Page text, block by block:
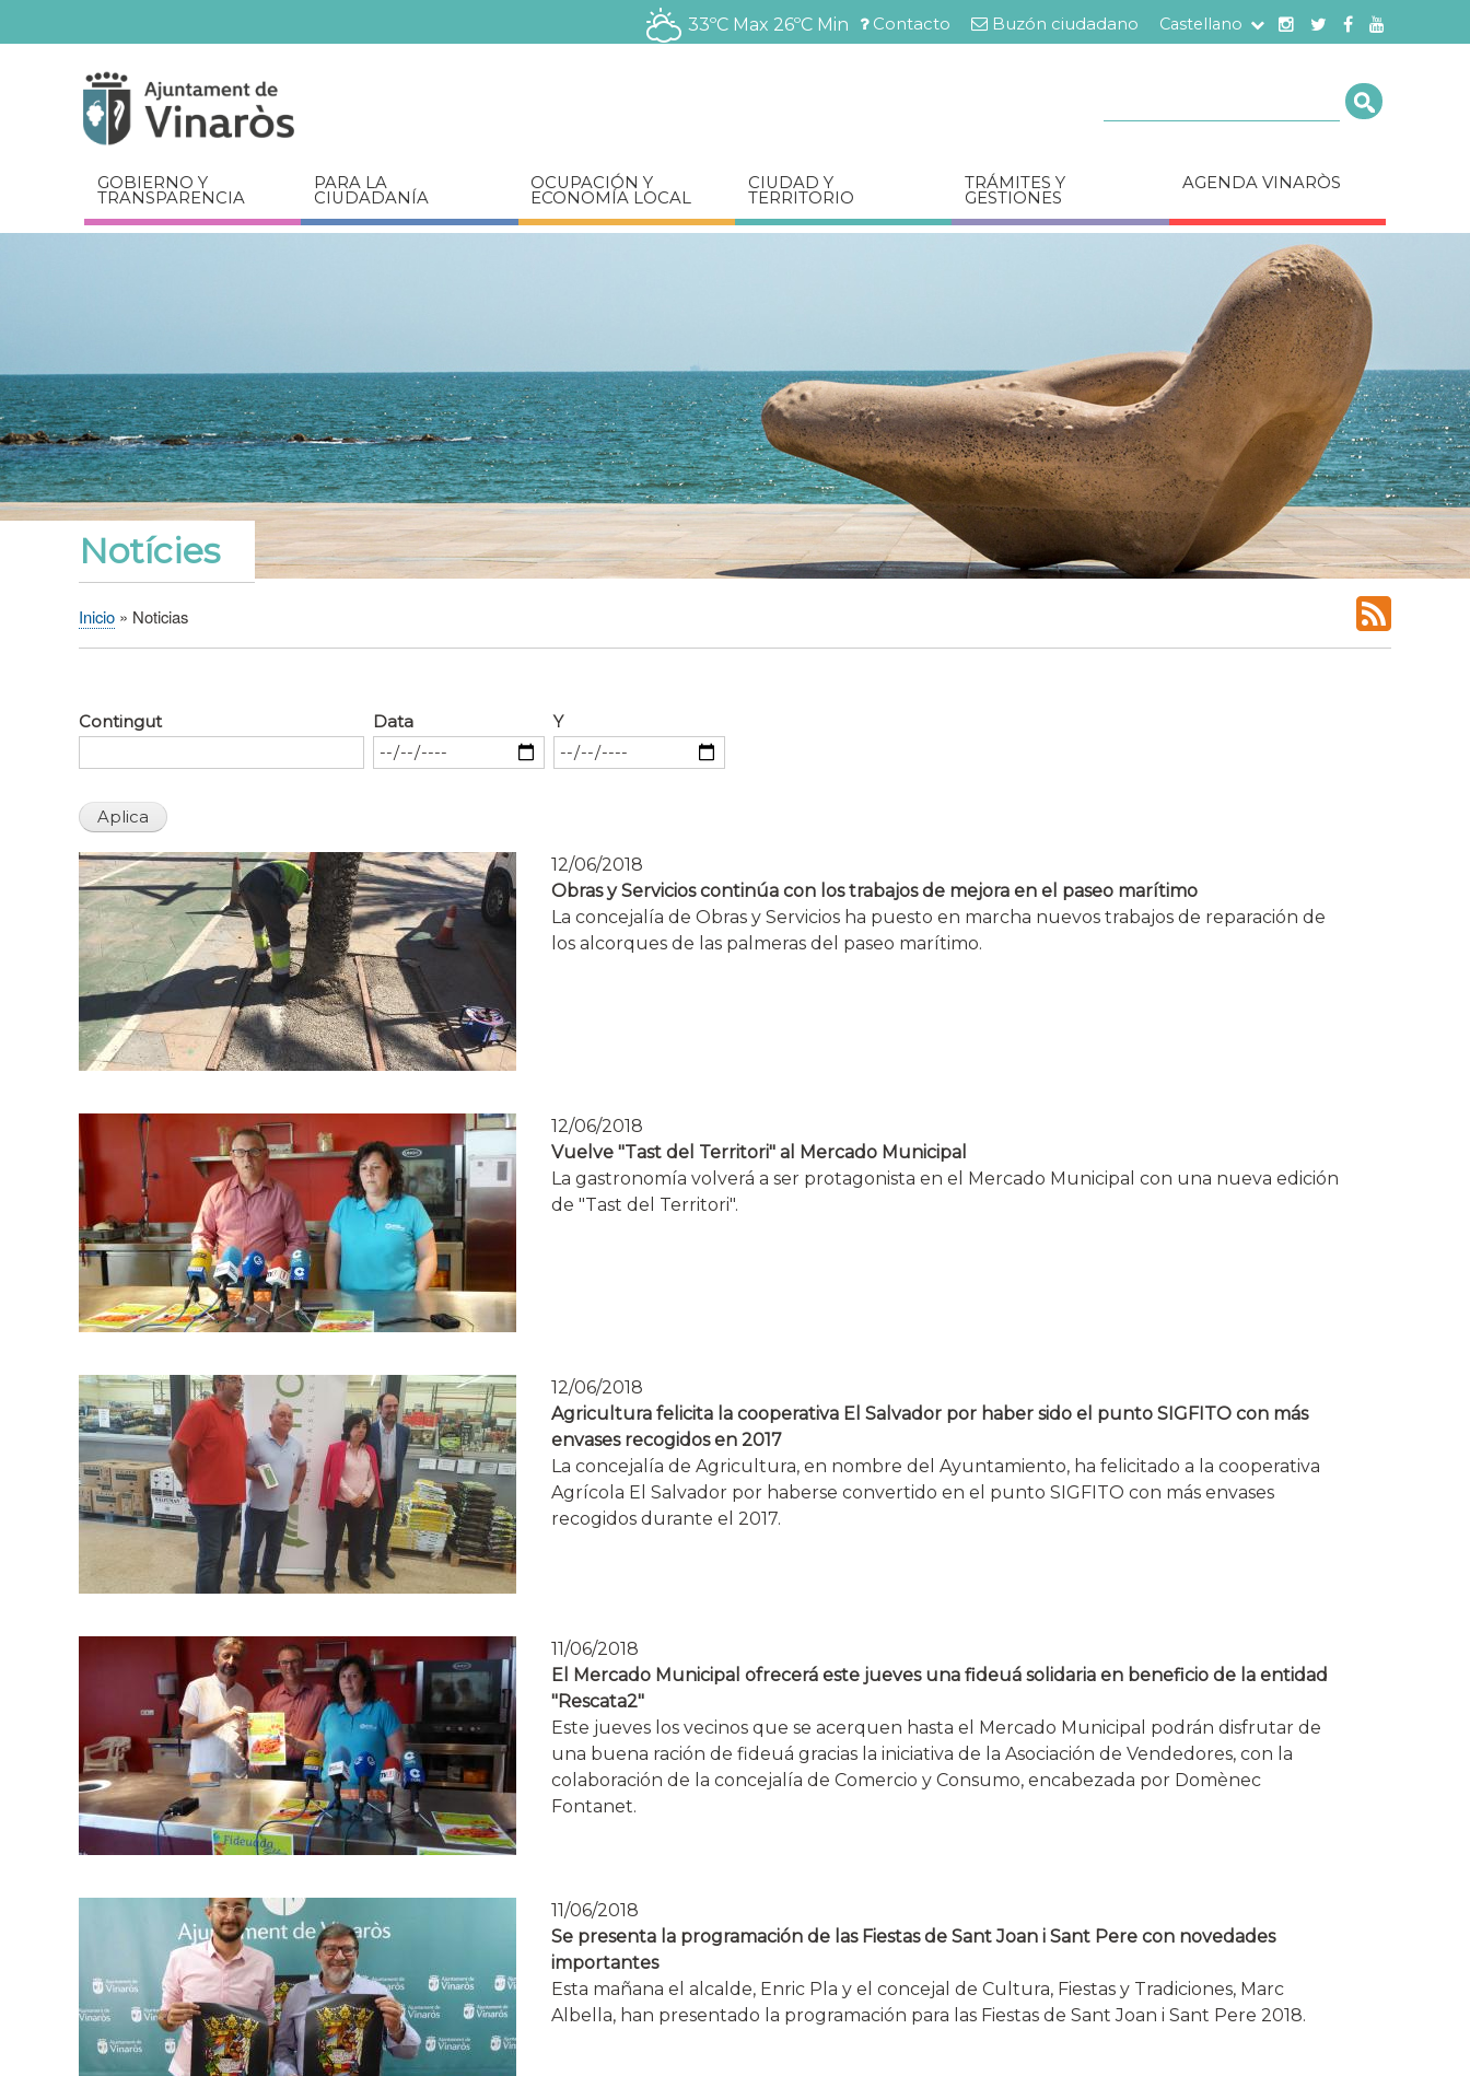
Pasar
al
relacionados
Menú
Contacto Buzón ciudadano Castellano
33ºC Max 26ºC Min
GOBIERNO Y
TRANSPARENCIA
PARA LA
CIUDADANÍA
OCUPACIÓN Y
ECONOMÍA LOCAL
CIUDAD Y
TERRITORIO
TRÁMITES Y
GESTIONES
AGENDA VINARÒS
Notícies
Sobrescribir
ayuda
a
la
navegación
Inicio Noticias
Contingut Data Y
12/06/2018
Obras y Servicios continúa con los trabajos de mejora en el paseo marítimo
La concejalía de Obras y Servicios ha puesto en marcha nuevos trabajos de reparación de
los alcorques de las palmeras del paseo marítimo.
12/06/2018
Vuelve "Tast del Territori" al Mercado Municipal
La gastronomía volverá a ser protagonista en el Mercado Municipal con una nueva edición
de "Tast del Territori".
12/06/2018
Agricultura felicita la cooperativa El Salvador por haber sido el punto SIGFITO con más
envases recogidos en 2017
La concejalía de Agricultura, en nombre del Ayuntamiento, ha felicitado a la cooperativa
Agrícola El Salvador por haberse convertido en el punto SIGFITO con más envases
recogidos durante el 2017.
11/06/2018
El Mercado Municipal ofrecerá este jueves una fideuá solidaria en beneficio de la entidad
"Rescata2"
Este jueves los vecinos que se acerquen hasta el Mercado Municipal podrán disfrutar de
una buena ración de fideuá gracias la iniciativa de la Asociación de Vendedores, con la
colaboración de la concejalía de Comercio y Consumo, encabezada por Domènec
Fontanet.
11/06/2018
Se presenta la programación de las Fiestas de Sant Joan i Sant Pere con novedades
importantes
Esta mañana el alcalde, Enric Pla y el concejal de Cultura, Fiestas y Tradiciones, Marc
Albella, han presentado la programación para las Fiestas de Sant Joan i Sant Pere 2018.